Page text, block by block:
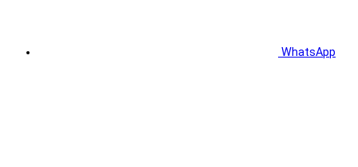
WhatsApp